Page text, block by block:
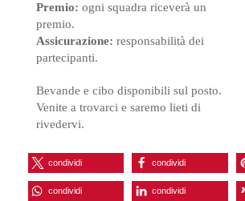
Premio: ogni squadra riceverà un
premio.
Assicurazione: responsabilità dei
partecipanti.
Bevande e cibo disponibili sul posto.
Venite a trovarci e saremo lieti di
rivedervi.
condividi condividi
condividi condividi